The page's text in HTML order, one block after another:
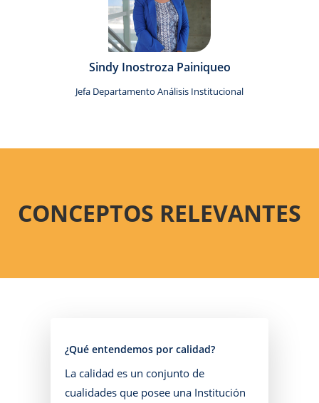
Sindy Inostroza Painiqueo
Jefa Departamento Análisis Institucional
CONCEPTOS RELEVANTES
¿Qué entendemos por calidad?
La calidad es un conjunto de
cualidades que posee una Institución